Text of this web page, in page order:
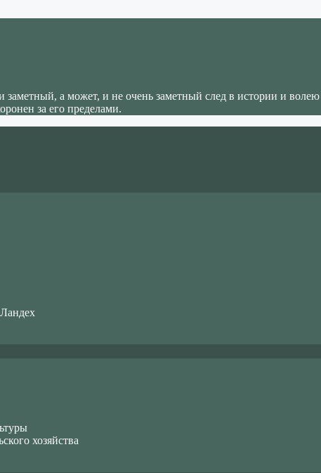
а может, и не очень заметный след в истории и
за его пределами.
хозяйства